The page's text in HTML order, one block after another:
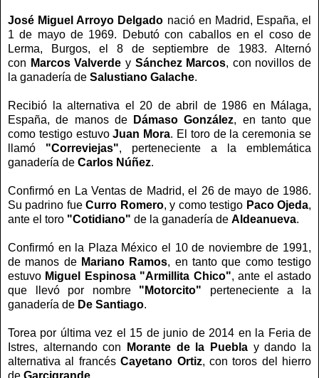
José Miguel Arroyo Delgado nació en Madrid, España, el
1 de mayo de 1969. Debutó con caballos en el coso de
Lerma, Burgos, el 8 de septiembre de 1983. Alternó
con Marcos Valverde y Sánchez Marcos, con novillos de
la ganadería de Salustiano Galache.
Recibió la alternativa el 20 de abril de 1986 en Málaga,
España, de manos de
Dámaso González, en tanto que
como testigo estuvoJuan Mora. El toro de la ceremonia se
llamó "Correviejas", perteneciente a la emblemática
ganadería de Carlos Núñez.
Confirmó en La Ventas de Madrid, el 26 de mayo de 1986.
Su padrino fueCurro Romero, y como testigo Paco Ojeda,
ante el toro "Cotidiano" de la ganadería de Aldeanueva.
Confirmó en la Plaza México el 10 de noviembre de 1991,
de manos de Mariano Ramos, en tanto que como testigo
estuvo Miguel Espinosa "Armillita Chico", ante el astado
que llevó por nombre "Motorcito" perteneciente a la
ganadería de De Santiago.
Torea por última vez el 15 de junio de 2014 en la Feria de
Istres, alternando con
Morante de la Puebla y dando la
alternativa al francésCayetano Ortiz, con toros del hierro
de Garcigrande